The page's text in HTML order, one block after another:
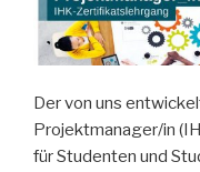
Der von uns
Projektmanager/in
für Studenten und